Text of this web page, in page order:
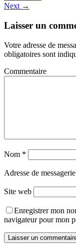
Next →
Laisser un
Votre adresse de
obligatoires sont
Commentaire
Nom *
Adresse de messagerie
Site web
Enregistrer mon
navigateur pour mon